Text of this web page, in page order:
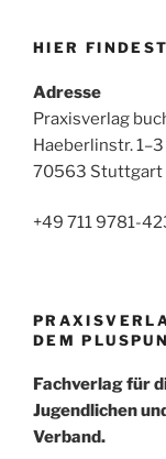
HIER
Adresse
Praxisverlag
Haeberlinstr. 1–3
70563 Stuttgart
+49 711 9781-
DEM
Fachverlag für
Jugendlichen
Verband.